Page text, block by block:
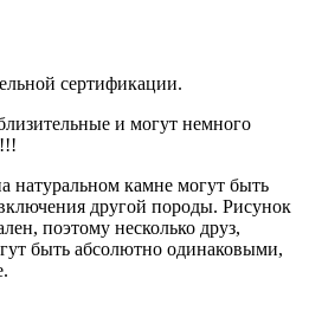
сертификации.
и могут немного
натуральном камне могут быть
другой породы. Рисунок
поэтому несколько друз,
быть абсолютно одинаковыми,